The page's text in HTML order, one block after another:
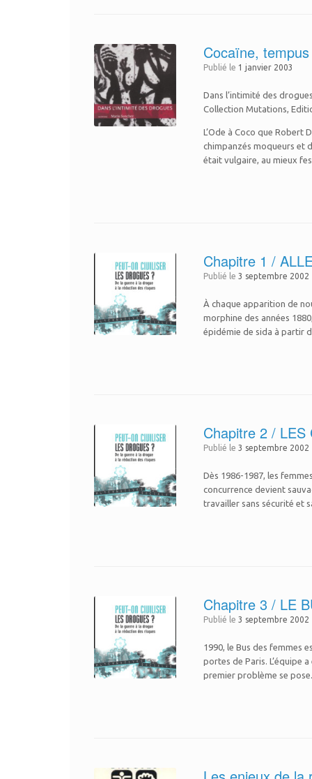
Cocaïne,
Publié le 1 janvier 2003
Dans l’intimité des
Collection Mutations,
L’Ode à Coco que Robert
chimpanzés moqueurs et
était vulgaire, au mieux
Chapitre 1 /
Publié le3 septembre 2002
À chaque apparition de
morphine des années
épidémie de sida à partir
Chapitre 2 / LES
Publié le3 septembre 2002
Dès 1986-1987, les
concurrence devient
travailler sans sécurité et
Chapitre 3 / LE
Publié le3 septembre 2002
1990, le Bus des femmes
portes de Paris. L’équipe
premier problème se